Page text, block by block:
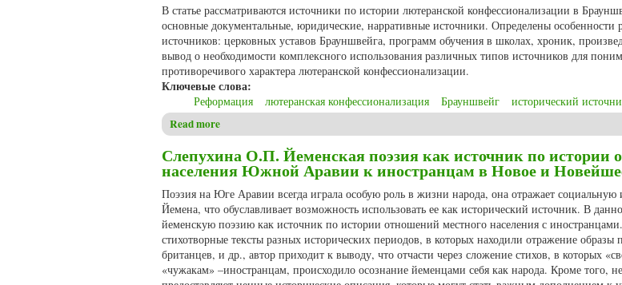
В статье рассматриваются источники по истории лютеранской конфессионализации в
основные документальные, юридические, нарративные источники. Определены особенности
источников: церковных уставов Брауншвейга, программ обучения в школах, хроник,
вывод о необходимости комплексного использования различных типов источников для
противоречивого характера лютеранской конфессионализации.
Ключевые слова:
Реформация лютеранская конфессионализация Брауншвейг исторический
Read more
Слепухина О.П. Йеменская поэзия как источник по истории
населения Южной Аравии к иностранцам в Новое и
Поэзия на Юге Аравии всегда играла особую роль в жизни народа, она отражает
Йемена, что обуславливает возможность использовать ее как исторический источник. В
йеменскую поэзию как источник по истории отношений местного населения с
стихотворные тексты разных исторических периодов, в которых находили отражение образы
британцев, и др., автор приходит к выводу, что отчасти через сложение стихов, в которых
«чужакам» –иностранцам, происходило осознание йеменцами себя как народа. Кроме того,